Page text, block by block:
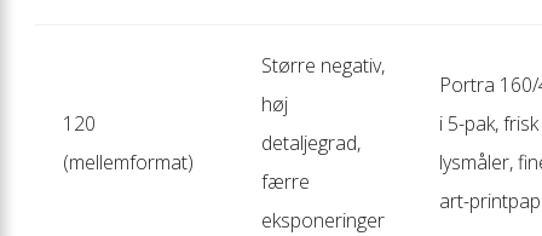
120
(mellemformat)
Større negativ,
høj
detaljegrad,
færre
eksponeringer
Portra
i 5-pak, frisk
lysmåler,
art-